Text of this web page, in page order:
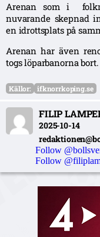
Arenan som i
nuvarande skepnad
en idrottsplats på
Arenan har även
togs löparbanorna bort.
Källor: ifknorrkoping.se
FILIP
2025-10-14
Follow
Follow